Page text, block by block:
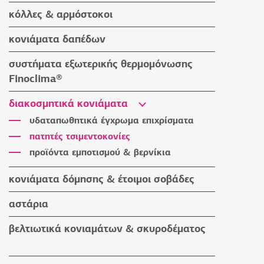
στεγανωτικά & σφραγιστικά κονιάματα
βοηθητικά υλικά
κόλλες & αρμόστοκοι
κόλλες πλακιδίων
κόλλες ειδικών εφαρμογών
αρμόστοκοι & καθαριστικά
βοηθητικά υλικά
κονιάματα δαπέδων
κονιάματα δαπέδων
βοηθητικά υλικά
συστήματα εξωτερικής θερμομόνωσης
Finoclima®
προϊόντα Finoclima®
βοηθητικά υλικά
διακοσμητικά κονιάματα
υδαταπωθητικά έγχρωμα επιχρίσματα
πατητές τσιμεντοκονίες
προϊόντα εμποτισμού & βερνίκια
κονιάματα δόμησης & έτοιμοι σοβάδες
κονιάματα δόμησης
έτοιμοι σοβάδες
βοηθητικά υλικά
αστάρια
βελτιωτικά κονιαμάτων & σκυροδέματος